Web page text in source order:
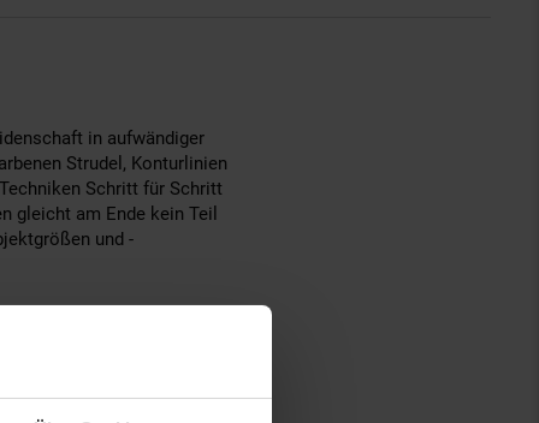
in aufwändiger
Strudel, Konturlinien
Schritt für Schritt
gleicht am Ende kein Teil
und -